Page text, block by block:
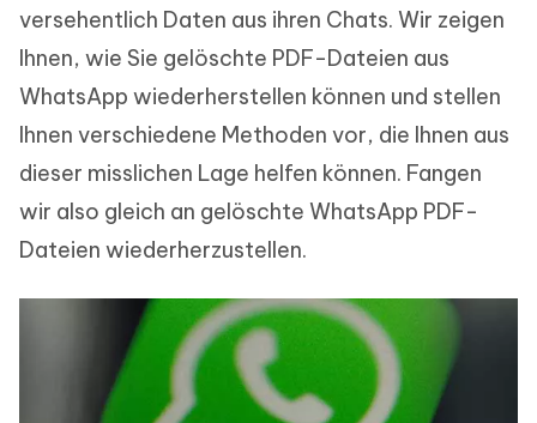
versehentlich Daten aus ihren Chats. Wir zeigen
Ihnen, wie Sie gelöschte PDF-Dateien aus
WhatsApp wiederherstellen können und stellen
Ihnen verschiedene Methoden vor, die Ihnen aus
dieser misslichen Lage helfen können. Fangen
wir also gleich an gelöschte WhatsApp PDF-
Dateien wiederherzustellen.